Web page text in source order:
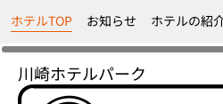
ホテルTOP お知らせ ホテルの紹
川崎ホテルパーク